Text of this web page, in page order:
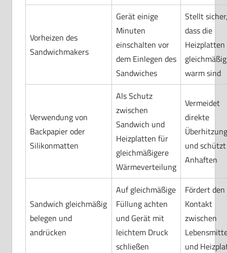
Vorheizen des
Sandwichmakers
Gerät einige
Minuten
einschalten vor
dem Einlegen des
Sandwiches
Stellt
dass die
Heizplatten
gleichmäßig
warm sind
Verwendung von
Backpapier oder
Silikonmatten
Als Schutz
zwischen
Sandwich und
Heizplatten für
gleichmäßigere
Wärmeverteilung
Vermeidet
direkte
Überhitzung
und
Anhaften
Sandwich gleichmäßig
belegen und
andrücken
Auf gleichmäßige
Füllung achten
und Gerät mit
leichtem Druck
schließen
Fördert den
Kontakt
zwischen
und